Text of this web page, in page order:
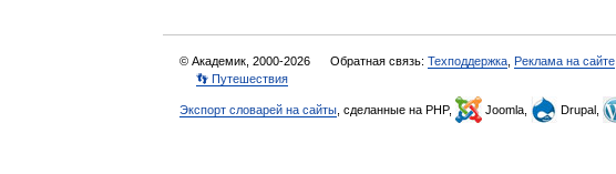
© Академик, 2000-2026 Обратная связь: Техподдержка Реклама на сайте
👣 Путешествия
Экспорт словарей на сайты , сделанные на PHP, Joomla, Drupal,